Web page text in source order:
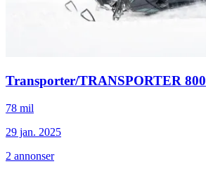
Transporter/TRANSPORTER 800
78 mil
29 jan. 2025
2 annonser